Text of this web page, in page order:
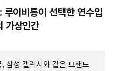
루이비통이 선택한 연수입
가상인간
삼성 갤럭시와 같은 브랜드